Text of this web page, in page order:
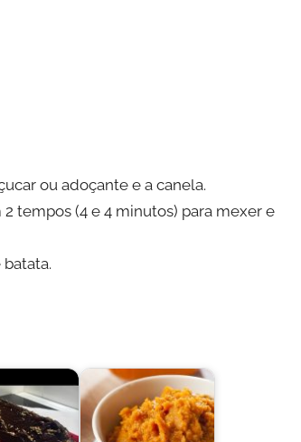
ou adoçante e a canela.
tempos (4 e 4 minutos) para mexer e